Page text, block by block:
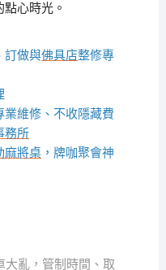
心時光。
訂做與佛具店整修專
維修、不收隱藏費
務所
麻將桌，牌咖聚會神
大亂，管制時間、取